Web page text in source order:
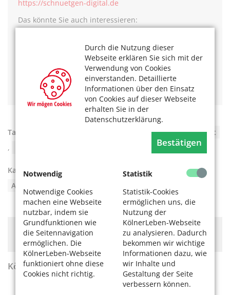
Durch die Nutzung dieser
Webseite erklären Sie sich mit der
Verwendung von Cookies
einverstanden. Detaillierte
Informationen über den Einsatz
von Cookies auf dieser Webseite
erhalten Sie in der
Datenschutzerklärung.
Bestätigen
Notwendig
Notwendige Cookies
machen eine Webseite
nutzbar, indem sie
Grundfunktionen wie
die Seitennavigation
ermöglichen. Die
KölnerLeben-Webseite
funktioniert ohne diese
Cookies nicht richtig.
Statistik
Statistik-Cookies
ermöglichen uns, die
Nutzung der
KölnerLeben-Webseite
zu analysieren. Dadurch
bekommen wir wichtige
Informationen dazu, wie
wir Inhalte und
Gestaltung der Seite
verbessern können.
https://schnuetgen-digital.de
Das könnte Sie auch interessieren:
Webseiten-Empfehlung der Redaktion:Sicher online mit
Asiatisch auf den Teller – im Museum für Ostasiatische
Kunst (MOK)
Tags: Führung , Kunst
,
virtuell
Kategorien: Digitale Welt Kultur ,
Apps und Webseiten
Hier könnte Werbung stehen, mit der wir uns
finanzieren. Bitte akzeptieren Sie dieCookie-Meldung.
KölnerLeben Sommer 2026